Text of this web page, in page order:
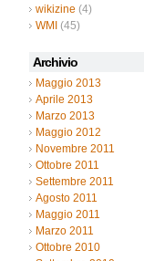
wikizine (4)
WMI (45)
Archivio
Maggio 2013
Aprile 2013
Marzo 2013
Maggio 2012
Novembre 2011
Ottobre 2011
Settembre 2011
Agosto 2011
Maggio 2011
Marzo 2011
Ottobre 2010